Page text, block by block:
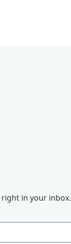
right in your inbox.